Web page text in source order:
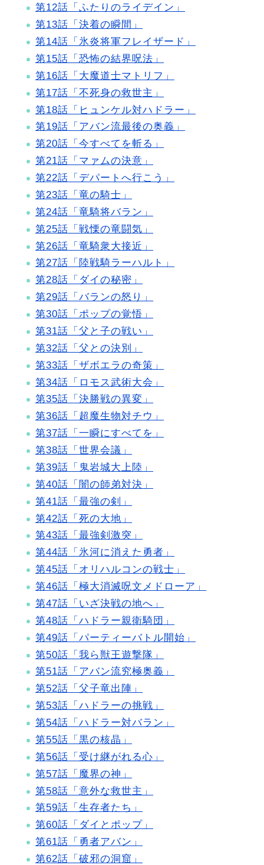
第12話「ふたりのライデイン」
第13話「決着の瞬間」
第14話「氷炎将軍フレイザード」
第15話「恐怖の結界呪法」
第16話「大魔道士マトリフ」
第17話「不死身の救世主」
第18話「ヒュンケル対ハドラー」
第19話「アバン流最後の奥義」
第20話「今すべてを斬る」
第21話「マァムの決意」
第22話「デパートへ行こう」
第23話「竜の騎士」
第24話「竜騎将バラン」
第25話「戦慄の竜闘気」
第26話「竜騎衆大接近」
第27話「陸戦騎ラーハルト」
第28話「ダイの秘密」
第29話「バランの怒り」
第30話「ポップの覚悟」
第31話「父と子の戦い」
第32話「父との決別」
第33話「ザボエラの奇策」
第34話「ロモス武術大会」
第35話「決勝戦の異変」
第36話「超魔生物対チウ」
第37話「一瞬にすべてを」
第38話「世界会議」
第39話「鬼岩城大上陸」
第40話「闇の師弟対決」
第41話「最強の剣」
第42話「死の大地」
第43話「最強剣激突」
第44話「氷河に消えた勇者」
第45話「オリハルコンの戦士」
第46話「極大消滅呪文メドローア」
第47話「いざ決戦の地へ」
第48話「ハドラー親衛騎団」
第49話「パーティーバトル開始」
第50話「我ら獣王遊撃隊」
第51話「アバン流究極奥義」
第52話「父子竜出陣」
第53話「ハドラーの挑戦」
第54話「ハドラー対バラン」
第55話「黒の核晶」
第56話「受け継がれる心」
第57話「魔界の神」
第58話「意外な救世主」
第59話「生存者たち」
第60話「ダイとポップ」
第61話「勇者アバン」
第62話「破邪の洞窟」